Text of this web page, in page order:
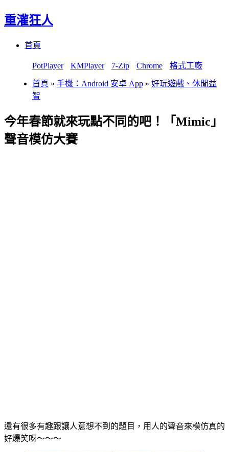
重灌狂人
首頁
PotPlayer KMPlayer 7-Zip Chrome 格式工廠
首頁 » 手機：Android 安卓 App » 好玩遊戲、休閒益
智
今年春節就來玩點不同的吧！「Mimic」
聲音模仿大賽
還有很多有趣跟讓人意想不到的題目，用人的聲音來模仿真的
好爆笑呀～～～